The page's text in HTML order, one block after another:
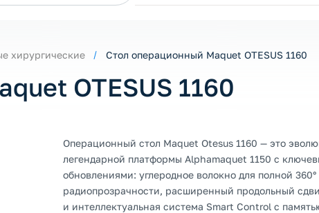
хирургические Стол операционный Maquet OTESUS 1160
OTESUS 1160
Операционный стол Maquet Otesus 1160 — это
легендарной платформы Alphamaquet 1150 с
обновлениями: углеродное волокно для полной 360°
радиопрозрачности, расширенный продольный
и интеллектуальная система Smart Control с